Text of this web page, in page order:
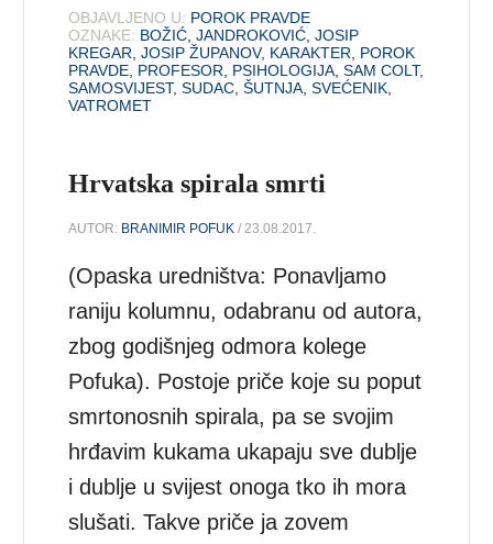
OBJAVLJENO U: POROK PRAVDE
OZNAKE: BOŽIĆ,JANDROKOVIĆ,JOSIP
KREGAR,JOSIP ŽUPANOV, KARAKTER, POROK
PRAVDE, PROFESOR, PSIHOLOGIJA,SAM COLT,
SAMOSVIJEST,SUDAC,ŠUTNJA,SVEĆENIK,
VATROMET
Hrvatska spirala smrti
AUTOR: BRANIMIR POFUK / 23.08.2017.
(Opaska uredništva: Ponavljamo
raniju kolumnu, odabranu od autora,
zbog godišnjeg odmora kolege
Pofuka). Postoje priče koje su poput
smrtonosnih spirala, pa se svojim
hrđavim kukama ukapaju sve dublje
i dublje u svijest onoga tko ih mora
slušati. Takve priče ja zovem